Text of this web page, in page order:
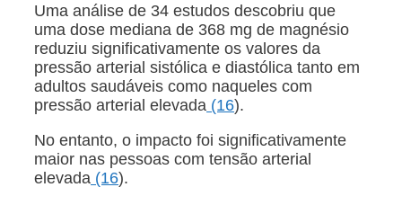
Uma análise de 34 estudos descobriu que
uma dose mediana de 368 mg de magnésio
reduziu significativamente os valores da
pressão arterial sistólica e diastólica tanto em
adultos saudáveis como naqueles com
pressão arterial elevada (16).
No entanto, o impacto foi significativamente
maior nas pessoas com tensão arterial
elevada (16).